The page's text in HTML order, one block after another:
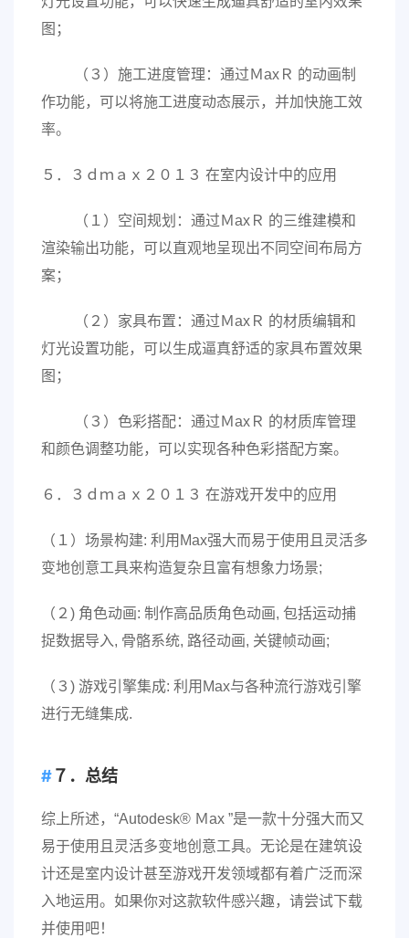
图；
（３）施工进度管理：通过ＭaxＲ 的动画制
作功能，可以将施工进度动态展示，并加快施工效
率。
５．３ｄｍａｘ２０１３ 在室内设计中的应用
（１）空间规划：通过ＭaxＲ 的三维建模和
渲染输出功能，可以直观地呈现出不同空间布局方
案；
（２）家具布置：通过ＭaxＲ 的材质编辑和
灯光设置功能，可以生成逼真舒适的家具布置效果
图；
（３）色彩搭配：通过ＭaxＲ 的材质库管理
和颜色调整功能，可以实现各种色彩搭配方案。
６．３ｄｍａｘ２０１３ 在游戏开发中的应用
（１）场景构建: 利用Max强大而易于使用且灵活多
变地创意工具来构造复杂且富有想象力场景;
（２) 角色动画: 制作高品质角色动画, 包括运动捕
捉数据导入, 骨骼系统, 路径动画, 关键帧动画;
（３) 游戏引擎集成: 利用Max与各种流行游戏引擎
进行无缝集成.
７．总结
综上所述，“Autodesk® Ｍax ”是一款十分强大而又
易于使用且灵活多变地创意工具。无论是在建筑设
计还是室内设计甚至游戏开发领域都有着广泛而深
入地运用。如果你对这款软件感兴趣，请尝试下载
并使用吧！